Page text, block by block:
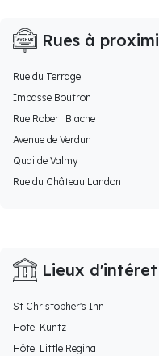
Rues à
Rue du Terrage
Impasse Boutron
Rue Robert Blache
Avenue de Verdun
Quai de Valmy
Rue du Château Landon
Lieux
St Christopher's Inn
Hotel Kuntz
Hôtel Little Regina